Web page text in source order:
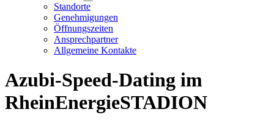
Standorte
Genehmigungen
Öffnungszeiten
Ansprechpartner
Allgemeine Kontakte
Azubi-Speed-Dating im
RheinEnergieSTADION